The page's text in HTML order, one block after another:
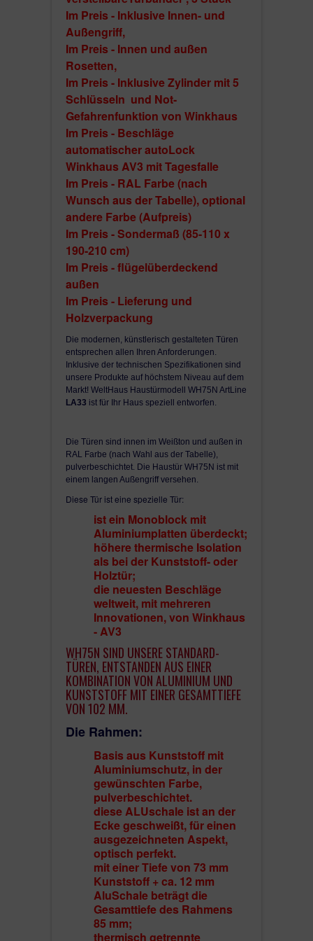
Der Flügel
ist ein Monoblock mit Aluminiumplatten
eine hohe Stabilität und lange Zeitdauer;
mit einer Tiefe von 73 mm Kunststoff + 2 mm
beträgt die Gesamttiefe des Flügels 75 mm,
die Türfüllung ist eine Kombination von mehreren
Isolations- und Verstärkungsmaterialien, so
gesamte Monoblock eine sehr stabile
mit einer Tiefe von 62 mm;
die Dekorationen sind aus satiniertem Edelstahl.
Bestellmaße 850-1100 mm x 1900-2100 mm, größeres
1150 x 2250 mm gegen Aufpreis bestellbar
Optional Seitenteil 280 - 1000 mm Preis 300-800 €
Verbundsicherheitsglas-Schallschutzglas Ug 0,6/
Einbruch-Sicherheit-Schallschutzglas, ges.
mm: VSG3.3.1 Satiniert/Argon/4/Argon/VSG3.3.1
mm Flügel und 62 mm tiefer Aluminium-
2 Dichtungen an der ganzen Tür,
U-Wert der Tür bis 0.8 W/m2 K***.
Türblatt/Rahmen außen RAL Farbe (nach
der Tabelle) / innen weiß
Wärmedämmung 0,8 W/m 2K
Schallschutz > 32 dB
Sicherheit serienmäßig RC1 (WK1)
außen runder Stoßgriff Edelstahl-Stange BGR,
Drücker M45
3 dimensional verstellbare Türbänder - 3 Stück
Inklusive Innen- und Außengriff,
inklusive Zylinder mit5 Schlüsseln
Gefahrenfunktion von Winkhaus
Beschläge autoLock Winkhaus AV3 mit
Tagesfalle(optional EAV3 - Motor, Kabel, Trafo,
Kabelübergang). - Bitte beachten: AV3 können Sie
einem einfachen E-Öffner nicht zusammen passen!
Im Preis - Inklusive Innen- und
Außengriff,
Im Preis - Innen und außen
Rosetten,
Im Preis - Inklusive Zylinder mit 5
Schlüsseln und Not-
Gefahrenfunktion von Winkhaus
Im Preis - Beschläge
automatischer autoLock
Winkhaus AV3 mit Tagesfalle
Im Preis - RAL Farbe (nach
Wunsch aus der Tabelle), optional
andere Farbe (Aufpreis)
Im Preis - Sondermaß (85-110 x
190-210 cm)
Im Preis - flügelüberdeckend
außen
Im Preis - Lieferung und
Holzverpackung
Die modernen, künstlerisch gestalteten Türen
entsprechen allen Ihren Anforderungen.
Inklusive der technischen Spezifikationen sind
unsere Produkte auf höchstem Niveau auf dem
Markt! WeltHaus Haustürmodell WH75N ArtLine
LA33 ist für Ihr Haus speziell entworfen
Die Türen sind innen im Weißton und außen in
RAL Farbe (nach Wahl aus der Tabelle),
pulverbeschichtet. Die Haustür WH75N ist mit
einem langen Außengriff versehen.
Diese Tür ist eine spezielle Tür:
ist ein Monoblock mit
Aluminiumplatten überdeckt;
höhere thermische Isolation
als bei der Kunststoff- oder
Holztür;
die neuesten Beschläge
weltweit, mit mehreren
Innovationen, von Winkhaus
- AV3
WH75N SIND UNSERE STANDARD-
TÜREN, ENTSTANDEN AUS EINER
KOMBINATION VON ALUMINIUM UND
KUNSTSTOFF MIT EINER GESAMTTIEFE
VON 102 MM.
Die Rahmen:
Basis aus Kunststoff mit
Aluminiumschutz, in der
gewünschten Farbe,
pulverbeschichtet.
diese ALUschale ist an der
Ecke geschweißt, für einen
ausgezeichneten Aspekt,
optisch perfekt.
mit einer Tiefe von 73 mm
Kunststoff + ca. 12 mm
AluSchale beträgt die
Gesamttiefe des Rahmens
85 mm;
thermisch getrennte